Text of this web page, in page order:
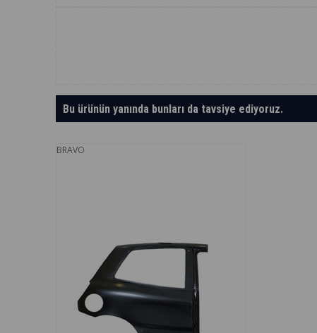
Bu ürünün yanında bunları da tavsiye ediyoruz.
BRAVO